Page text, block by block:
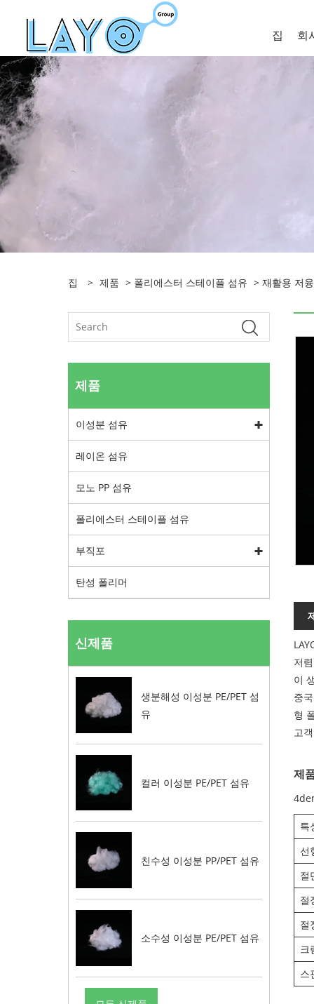
집 회
집 > 제품 > 폴리에스터 스테이플 섬유 > 재활용 저
제품
이성분 섬유
레이온 섬유
모노 PP 섬유
폴리에스터 스테이플 섬유
부직포
탄성 폴리머
신제품
생분해성 이성분 PE/PET 섬
유
컬러 이성분 PE/PET 섬유
친수성 이성분 PP/PET 섬유
소수성 이성분 PE/PET 섬유
저
이
중
형
고
제
특
선
절
절
절
크
스